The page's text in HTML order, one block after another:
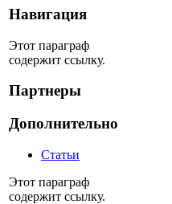
Навигация
Этот параграф
содержит ссылку.
Партнеры
Дополнительно
Статьи
Этот параграф
содержит ссылку.